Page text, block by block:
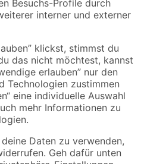
Die dargestellten Angebote sind unter